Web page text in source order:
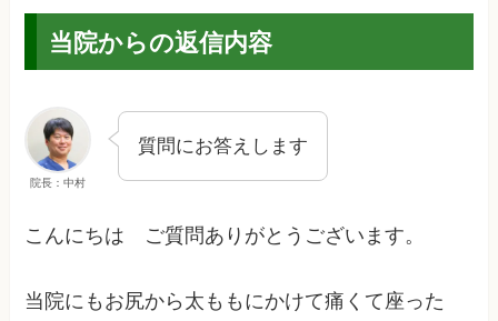
当院からの返信内容
院長：中村
質問にお答えします
こんにちは ご質問ありがとうございます。
当院にもお尻から太ももにかけて痛くて座った